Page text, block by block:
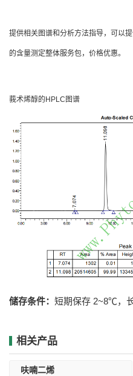
提供相关图谱和分析方法指导，可以
的含量测定整体服务包，价格优惠。
莪术烯醇的HPLC图谱
储存条件： 短期保存 2~8℃，
相关产品
呋喃二烯